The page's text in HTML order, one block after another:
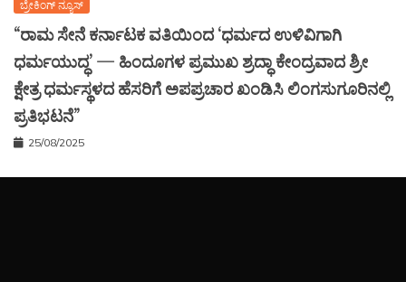
ಬ್ರೇಕಿಂಗ್ ನ್ಯೂಸ್
“ರಾಮ ಸೇನೆ ಕರ್ನಾಟಕ ವತಿಯಿಂದ ‘ಧರ್ಮದ ಉಳಿವಿಗಾಗಿ
ಧರ್ಮಯುದ್ಧ’ — ಹಿಂದೂಗಳ ಪ್ರಮುಖ ಶ್ರದ್ಧಾ ಕೇಂದ್ರವಾದ ಶ್ರೀ
ಕ್ಷೇತ್ರ ಧರ್ಮಸ್ಥಳದ ಹೆಸರಿಗೆ ಅಪಪ್ರಚಾರ ಖಂಡಿಸಿ ಲಿಂಗಸುಗೂರಿನಲ್ಲಿ
ಪ್ರತಿಭಟನೆ”
25/08/2025